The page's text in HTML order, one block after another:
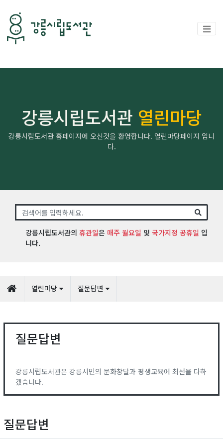
강릉시립도서관 열린마당
강릉시립도서관 홈페이지에 오신것을 환영합니다. 열린마당페이지 입니
다.
강릉시립도서관의 휴관일은 매주 월요일 및 국가지정 공휴일 입
니다.
열린마당 질문답변
질문답변
강릉시립도서관은 강릉시민의 문화창달과 평생교육에 최선을 다하
겠습니다.
질문답변